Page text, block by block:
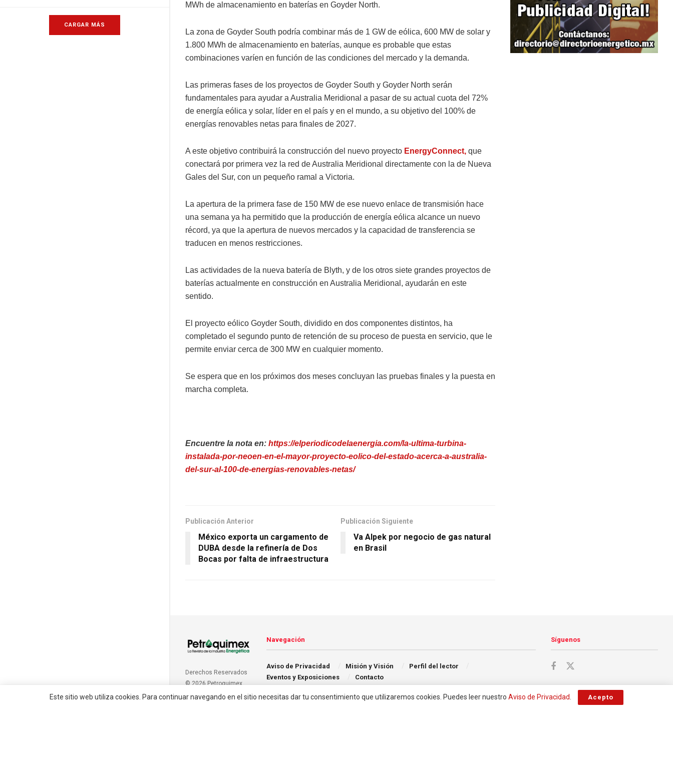
CARGAR MÁS
MWh de almacenamiento en baterías en Goyder North.
La zona de Goyder South podría combinar más de 1 GW de eólica, 600 MW de solar y
1.800 MWh de almacenamiento en baterías, aunque es probable que estas
combinaciones varíen en función de las condiciones del mercado y la demanda.
Las primeras fases de los proyectos de Goyder South y Goyder North serán
fundamentales para ayudar a Australia Meridional a pasar de su actual cuota del 72%
de energía eólica y solar, líder en el país y en el mundo, a su objetivo del 100% de
energías renovables netas para finales de 2027.
A este objetivo contribuirá la construcción del nuevo proyecto EnergyConnect, que
conectará por primera vez la red de Australia Meridional directamente con la de Nueva
Gales del Sur, con un pequeño ramal a Victoria.
La apertura de la primera fase de 150 MW de ese nuevo enlace de transmisión hace
una semana ya ha permitido que la producción de energía eólica alcance un nuevo
récord, ya que la apertura de nuevos mercados y la capacidad de transferencia se
traducen en menos restricciones.
Las actividades de la nueva batería de Blyth, y de los otros siete grandes proyectos de
baterías actualmente en construcción en Australia Meridional, ayudarán en este
sentido.
El proyecto eólico Goyder South, dividido en dos componentes distintos, ha
completado el segundo punto de retención de su proceso de puesta en servicio, que le
permite enviar cerca de 300 MW en cualquier momento.
Se espera que en los próximos dos meses concluyan las pruebas finales y la puesta en
marcha completa.
Encuentre la nota en: https://elperiodicodelaenergia.com/la-ultima-turbina-
instalada-por-neoen-en-el-mayor-proyecto-eolico-del-estado-acerca-a-australia-
del-sur-al-100-de-energias-renovables-netas/
Publicación Anterior
México exporta un cargamento de
DUBA desde la refinería de Dos
Bocas por falta de infraestructura
Publicación Siguiente
Va Alpek por negocio de gas natural
en Brasil
Derechos Reservados
© 2026 Petroquimex.
Navegación
Aviso de Privacidad Misión y Visión
Perfil del lector
Eventos y Exposiciones
Contacto
Síguenos
Este sitio web utiliza cookies. Para continuar navegando en el sitio necesitas dar tu consentimiento que utilizaremos cookies. Puedes leer nuestro Aviso de Privacidad Acepto